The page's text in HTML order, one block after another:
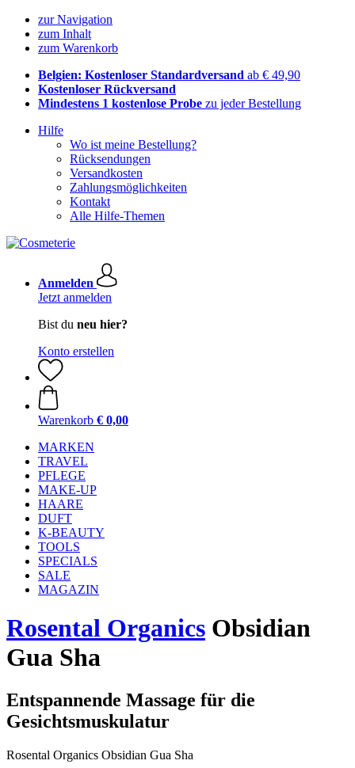
zur Navigation
zum Inhalt
zum Warenkorb
Belgien: Kostenloser Standardversand ab € 49,90
Kostenloser Rückversand
Mindestens 1 kostenlose Probe zu jeder Bestellung
Hilfe
Wo ist meine Bestellung?
Rücksendungen
Versandkosten
Zahlungsmöglichkeiten
Kontakt
Alle Hilfe-Themen
Anmelden
Jetzt anmelden
Bist du neu hier?
Konto erstellen
Warenkorb € 0,00
MARKEN
TRAVEL
PFLEGE
MAKE-UP
HAARE
DUFT
K-BEAUTY
TOOLS
SPECIALS
SALE
MAGAZIN
Rosental Organics Obsidian
Gua Sha
Entspannende Massage für die
Gesichtsmuskulatur
Rosental Organics Obsidian Gua Sha